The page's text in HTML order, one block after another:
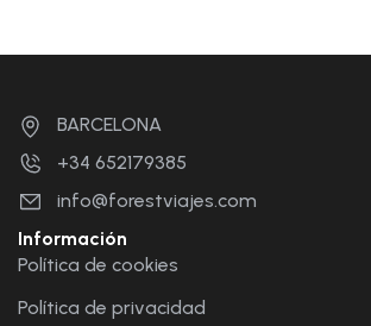
BARCELONA
+34 652179385
info@forestviajes.com
Información
Política de cookies
Política de privacidad